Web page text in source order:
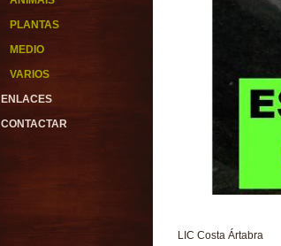
PLANTAS
MEDIO
VARIOS
ENLACES
CONTACTAR
LIC Costa Ártabra